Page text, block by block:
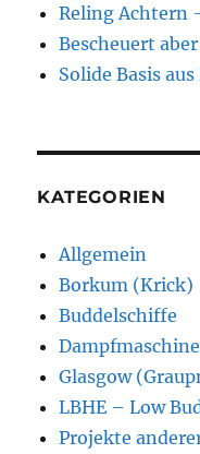
Reling Achtern
Bescheuert
Solide Basis
KATEGORIEN
Allgemein
Borkum (Krick)
Buddelschiffe
Glasgow
LBHE – Low
Projekte